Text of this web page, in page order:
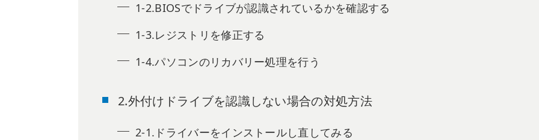
1-2.BIOSでドライブが認識されているかを確認する
1-3.レジストリを修正する
1-4.パソコンのリカバリー処理を行う
2.外付けドライブを認識しない場合の対処方法
2-1.ドライバーをインストールし直してみる